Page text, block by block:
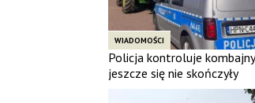
WIADOMOŚCI
Policja kontroluje
jeszcze się nie skończyły